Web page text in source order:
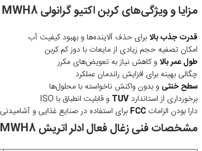
مزایا و ویژگی‌های کربن اکتیو گرانولی Adler MWH8
قدرت جذب بالابرای حذف آلاینده‌ها و بهبود کیفیت آب
امکان تصفیه حجم زیادی از مایعات با دوز کم کربن
طول عمر بالاو کاهش نیاز به تعویض‌های مکرر
چگالی بهینه برای افزایش راندمان عملکرد
سطح خنثی و بدون واکنش ناخواسته با محلول‌ها
برخورداری از استاندارد TUV و قابلیت انطباق با ISO
دارا بودن الزامات FCC برای استفاده در صنایع غذایی و آشامیدنی
مشخصات فنی زغال فعال ادلر اتریش MWH8